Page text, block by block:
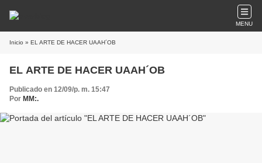
MENU
Inicio » EL ARTE DE HACER UAAH´OB
EL ARTE DE HACER UAAH´OB
Publicado en 12/09/p. m. 15:47
Por MM:.